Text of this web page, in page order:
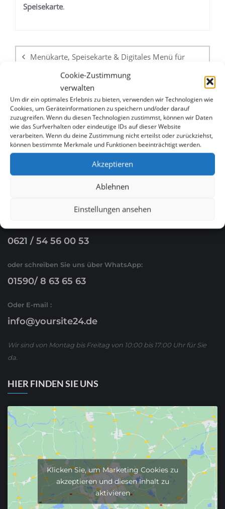
Cookie-Zustimmung
verwalten
Um dir ein optimales Erlebnis zu bieten, verwenden wir Technologien wie
Cookies, um Geräteinformationen zu speichern und/oder darauf
zuzugreifen. Wenn du diesen Technologien zustimmst, können wir Daten
wie das Surfverhalten oder eindeutige IDs auf dieser Website
verarbeiten. Wenn du deine Zustimmung nicht erteilst oder zurückziehst,
können bestimmte Merkmale und Funktionen beeinträchtigt werden.
Akzeptieren
Ablehnen
Einstellungen ansehen
Speisekarte.
Menükarte, Speisekarte & Digitales Menü für
Menükarte, Speisekarte & Digitales Menü für
Restaurants in Bielefeld günstig erstellen lassen
0621 / 54 56 00 53
oder schreiben Sie uns über WhatsApp:
01590/ 8 63 65 63
Oder E-mail :
info@yoursite24.de
Wir sind von Montag bis Freitag von 10:00 bis 17:00 Uhr für Sie
da.
HIER FINDEN SIE UNS
Klicken Sie, um Marketing Cookies zu
akzeptieren und diesen Inhalt zu
aktivieren